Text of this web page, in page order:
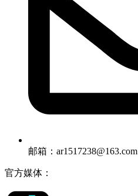
邮箱：ar1517238@163.com
官方媒体：